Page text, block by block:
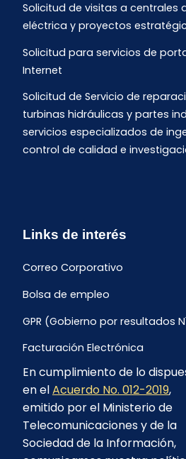
Solicitud de visitas a centrales
eléctrica y proyectos
Solicitud para servicios de
Internet
Solicitud de Servicio de
turbinas hidráulicas y partes
servicios especializados de
control de calidad e
Links de interés
Correo Corporativo
Bolsa de empleo
GPR (Gobierno por resultados
Facturación Electrónica
Archivo Histórico de
Portal Ambiental y Social
Proyecto Geotérmico
Contratación consultoría
En cumplimiento de lo
en elAcuerdo No. 012-2019,
emitido por el Ministerio de
Telecomunicaciones y de la
Sociedad de la Información,